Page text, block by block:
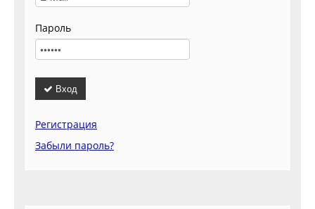
Пароль
Вход
Регистрация
Забыли пароль?